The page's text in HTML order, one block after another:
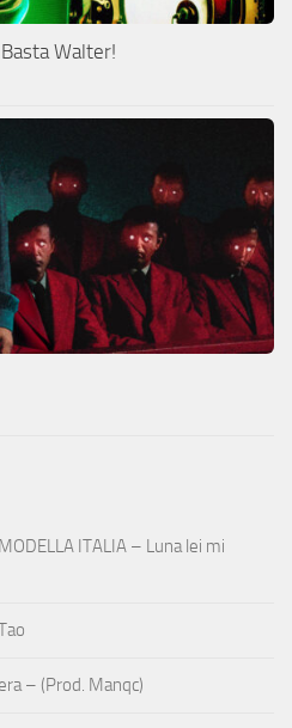
Basta Walter!
ITALIA – Luna lei mi
– (Prod. Manqc)